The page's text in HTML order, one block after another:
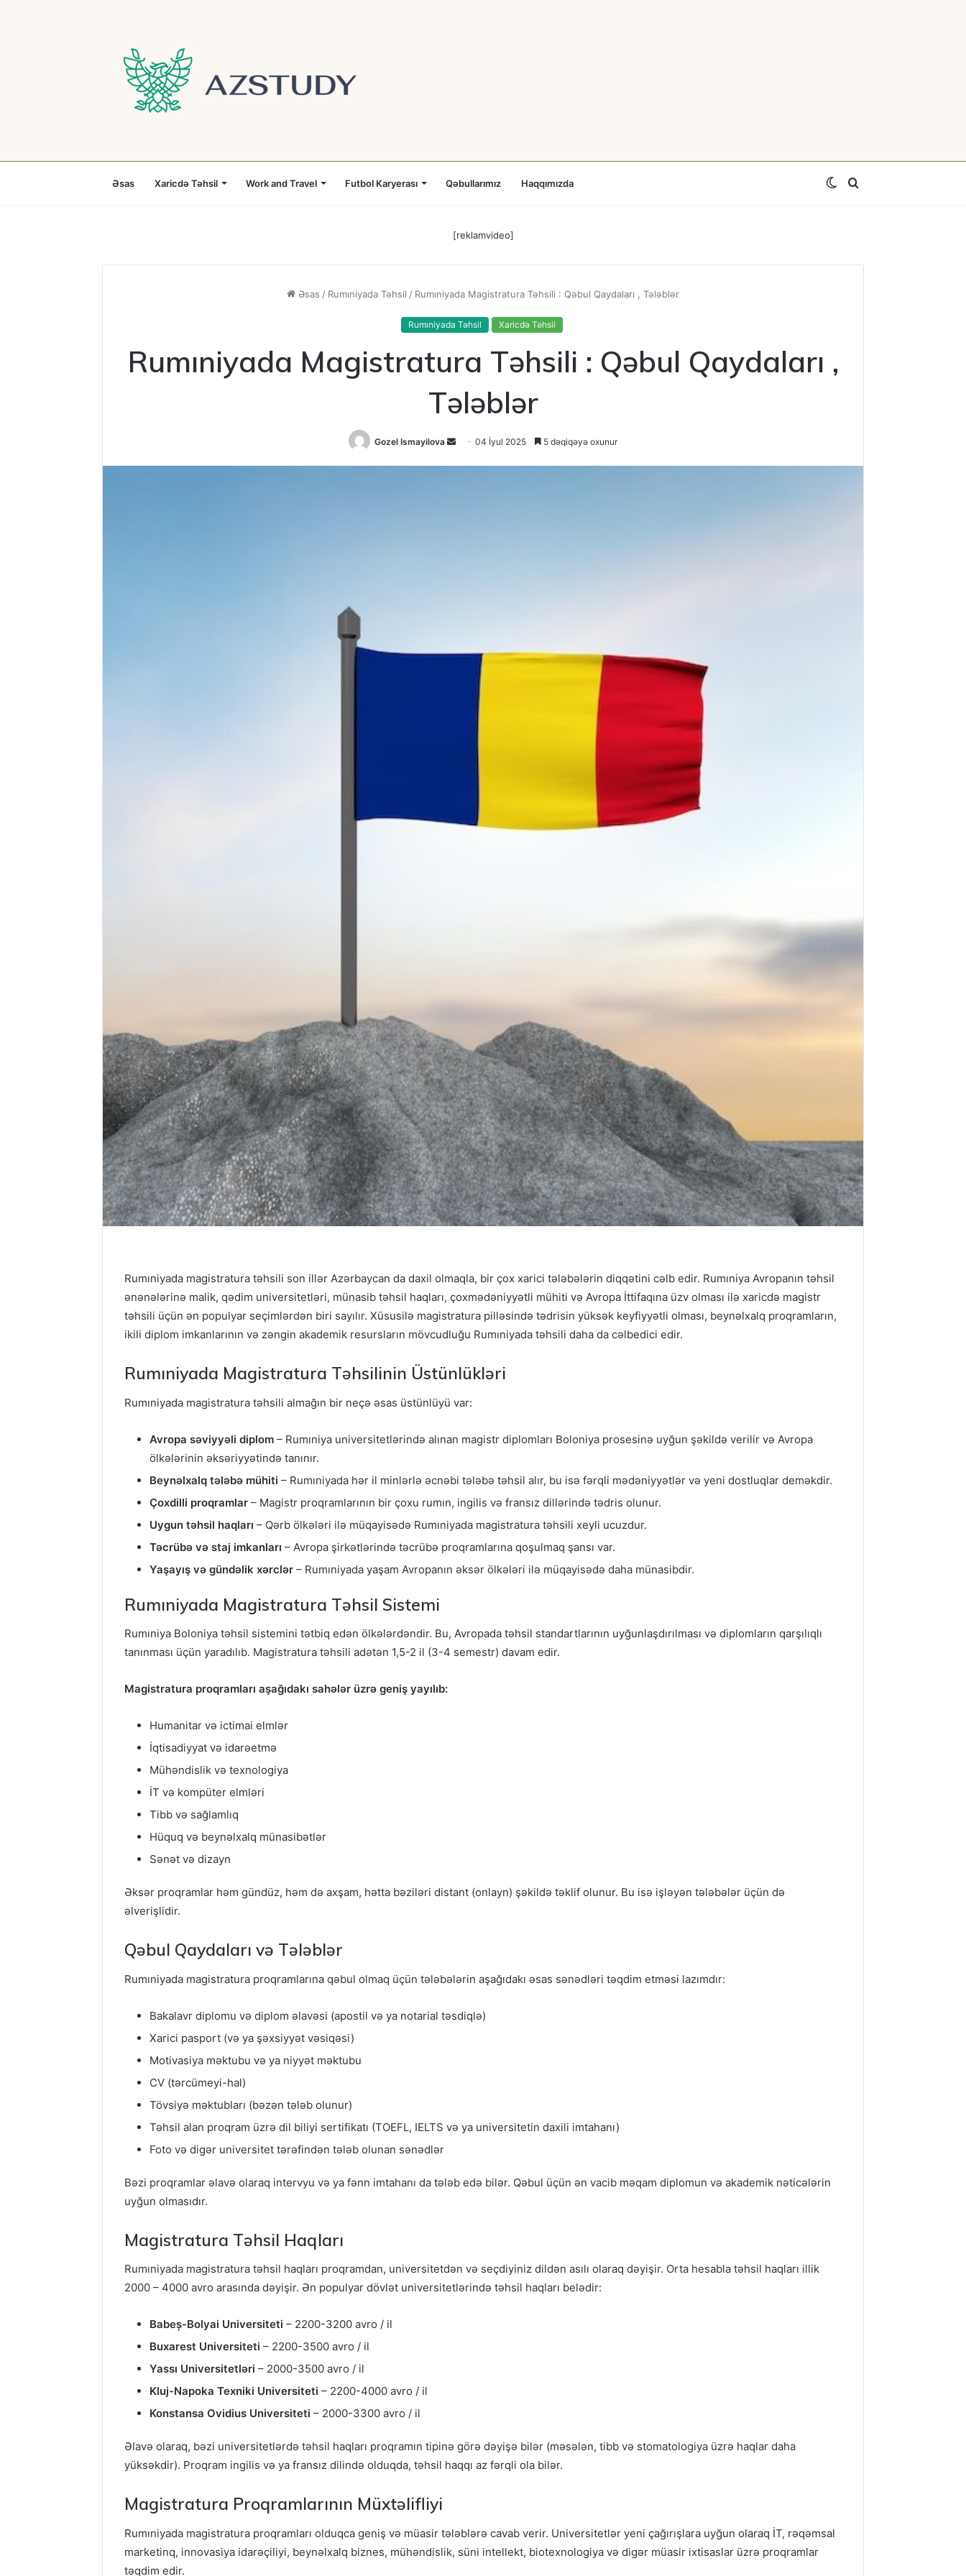
Əsas Xaricdə Təhsil Work and Travel Futbol Karyerası Qəbullarımız Haqqımızda Axtar
Switch
[reklamvideo]
Əsas / Rumıniyada Təhsil / Rumıniyada Magistratura Təhsili : Qəbul Qaydaları , Tələblər
Rumıniyada Təhsil Xaricdə Təhsil
Rumıniyada Magistratura Təhsili : Qəbul Qaydaları ,
Tələblər
Gozel Ismayilova
Send04 İyul 2025 5 dəqiqəyə oxunur
Rumıniyada magistratura təhsili son illər Azərbaycan da daxil olmaqla, bir çox xarici tələbələrin diqqətini cəlb edir. Rumıniya Avropanın təhsil
ənənələrinə malik, qədim universitetləri, münasib təhsil haqları, çoxmədəniyyətli mühiti və Avropa İttifaqına üzv olması ilə xaricdə magistr
təhsili üçün ən populyar seçimlərdən biri sayılır. Xüsusilə magistratura pilləsində tədrisin yüksək keyfiyyətli olması, beynəlxalq proqramların,
ikili diplom imkanlarının və zəngin akademik resursların mövcudluğu Rumıniyada təhsili daha da cəlbedici edir.
Rumıniyada Magistratura Təhsilinin Üstünlükləri
Rumıniyada magistratura təhsili almağın bir neçə əsas üstünlüyü var:
Avropa səviyyəli diplom – Rumıniya universitetlərində alınan magistr diplomları Boloniya prosesinə uyğun şəkildə verilir və Avropa
ölkələrinin əksəriyyətində tanınır.
Beynəlxalq tələbə mühiti – Rumıniyada hər il minlərlə əcnəbi tələbə təhsil alır, bu isə fərqli mədəniyyətlər və yeni dostluqlar deməkdir.
Çoxdilli proqramlar – Magistr proqramlarının bir çoxu rumın, ingilis və fransız dillərində tədris olunur.
Uygun təhsil haqları – Qərb ölkələri ilə müqayisədə Rumıniyada magistratura təhsili xeyli ucuzdur.
Təcrübə və staj imkanları – Avropa şirkətlərində təcrübə proqramlarına qoşulmaq şansı var.
Yaşayış və gündəlik xərclər – Rumıniyada yaşam Avropanın əksər ölkələri ilə müqayisədə daha münasibdir.
Rumıniyada Magistratura Təhsil Sistemi
Rumıniya Boloniya təhsil sistemini tətbiq edən ölkələrdəndir. Bu, Avropada təhsil standartlarının uyğunlaşdırılması və diplomların qarşılıqlı
tanınması üçün yaradılıb. Magistratura təhsili adətən 1,5-2 il (3-4 semestr) davam edir.
Magistratura proqramları aşağıdakı sahələr üzrə geniş yayılıb:
Humanitar və ictimai elmlər
İqtisadiyyat və idarəetmə
Mühəndislik və texnologiya
İT və kompüter elmləri
Tibb və sağlamlıq
Hüquq və beynəlxalq münasibətlər
Sənət və dizayn
Əksər proqramlar həm gündüz, həm də axşam, hətta bəziləri distant (onlayn) şəkildə təklif olunur. Bu isə işləyən tələbələr üçün də
əlverişlidir.
Qəbul Qaydaları və Tələblər
Rumıniyada magistratura proqramlarına qəbul olmaq üçün tələbələrin aşağıdakı əsas sənədləri təqdim etməsi lazımdır:
Bakalavr diplomu və diplom əlavəsi (apostil və ya notarial təsdiqlə)
Xarici pasport (və ya şəxsiyyət vəsiqəsi)
Motivasiya məktubu və ya niyyət məktubu
CV (tərcümeyi-hal)
Tövsiyə məktubları (bəzən tələb olunur)
Təhsil alan proqram üzrə dil biliyi sertifikatı (TOEFL, IELTS və ya universitetin daxili imtahanı)
Foto və digər universitet tərəfindən tələb olunan sənədlər
Bəzi proqramlar əlavə olaraq intervyu və ya fənn imtahanı da tələb edə bilər. Qəbul üçün ən vacib məqam diplomun və akademik nəticələrin
uyğun olmasıdır.
Magistratura Təhsil Haqları
Rumıniyada magistratura təhsil haqları proqramdan, universitetdən və seçdiyiniz dildən asılı olaraq dəyişir. Orta hesabla təhsil haqları illik
2000 – 4000 avro arasında dəyişir. Ən populyar dövlət universitetlərində təhsil haqları belədir:
Babeș-Bolyai Universiteti – 2200-3200 avro / il
Buxarest Universiteti – 2200-3500 avro / il
Yassı Universitetləri – 2000-3500 avro / il
Kluj-Napoka Texniki Universiteti – 2200-4000 avro / il
Konstansa Ovidius Universiteti – 2000-3300 avro / il
Əlavə olaraq, bəzi universitetlərdə təhsil haqları proqramın tipinə görə dəyişə bilər (məsələn, tibb və stomatologiya üzrə haqlar daha
yüksəkdir). Proqram ingilis və ya fransız dilində olduqda, təhsil haqqı az fərqli ola bilər.
Magistratura Proqramlarının Müxtəlifliyi
Rumıniyada magistratura proqramları olduqca geniş və müasir tələblərə cavab verir. Universitetlər yeni çağırışlara uyğun olaraq İT, rəqəmsal
marketinq, innovasiya idarəçiliyi, beynəlxalq biznes, mühəndislik, süni intellekt, biotexnologiya və digər müasir ixtisaslar üzrə proqramlar
təqdim edir.